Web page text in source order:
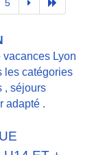
5
Lyon
les catégories
, séjours
adapté .